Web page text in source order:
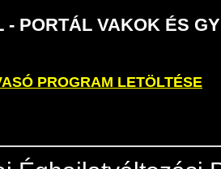
- PORTÁL VAKOK ÉS
PROGRAM LETÖLTÉSE